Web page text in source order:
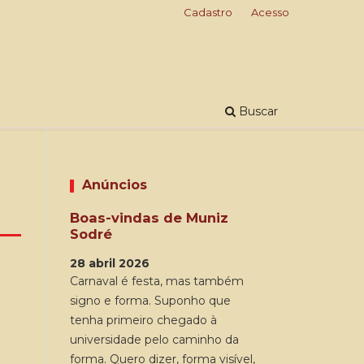
Buscar
Cadastro Acesso
Anúncios
Boas-vindas de Muniz
Sodré
28 abril 2026
Carnaval é festa, mas também
signo e forma. Suponho que
tenha primeiro chegado à
universidade pelo caminho da
forma. Quero dizer, forma visível,